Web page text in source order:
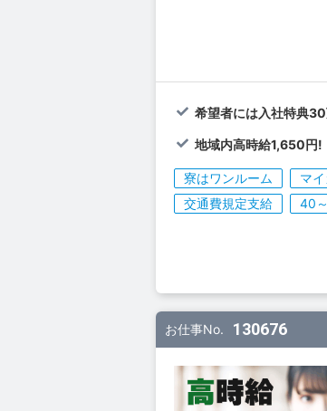
希望者には入社特典
地域内高時給1,650円!
寮はワンルーム マ
交通費規定支給
40
お仕事No. 130676